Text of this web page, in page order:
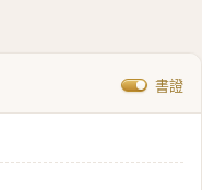
書證